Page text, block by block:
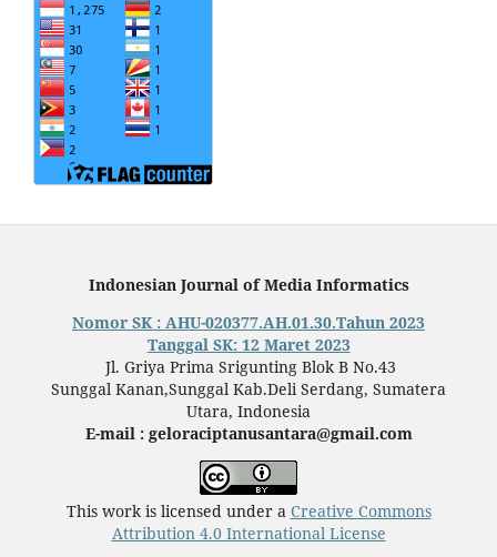
Indonesian Journal of Media Informatics
Nomor SK : AHU-020377.AH.01.30.Tahun 2023
Tanggal SK: 12 Maret 2023
Jl. Griya Prima Srigunting Blok B No.43
Sunggal Kanan,Sunggal Kab.Deli Serdang, Sumatera
Utara, Indonesia
E-mail : geloraciptanusantara@gmail.com
This work is licensed under a Creative Commons
Attribution 4.0 International License